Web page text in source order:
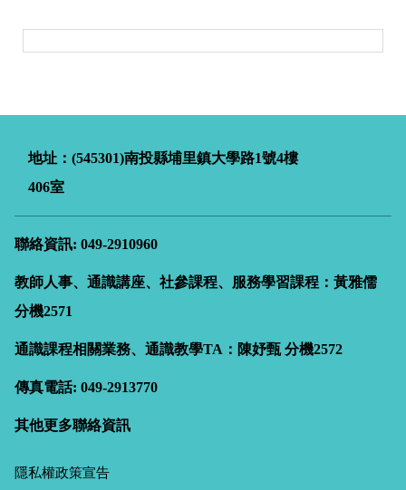
地址：(545301)南投縣埔里鎮大學路1號4樓
406室
聯絡資訊: 049-2910960
教師人事、通識講座、社參課程、服務學習課程：黃雅儒
分機2571
通識課程相關業務、通識教學TA：陳妤甄 分機2572
傳真電話: 049-2913770
其他更多聯絡資訊
隱私權政策宣告